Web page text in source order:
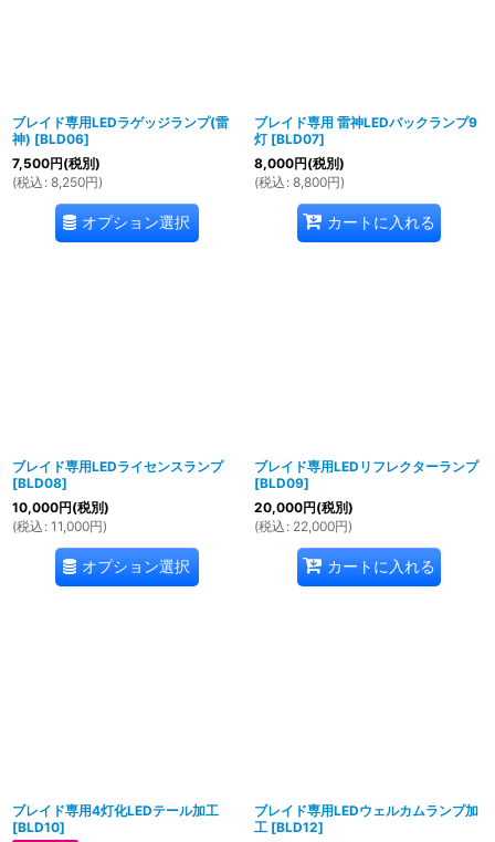
ブレイド専用LEDラゲッジランプ(雷
神) [BLD06]
7,500円(税別)
(税込 : 8,250円)
オプション選択
ブレイド専用 雷神LEDバックランプ9
灯 [BLD07]
8,000円(税別)
(税込 : 8,800円)
カートに入れる
ブレイド専用LEDライセンスランプ
[BLD08]
10,000円(税別)
(税込 : 11,000円)
オプション選択
ブレイド専用LEDリフレクターランプ
[BLD09]
20,000円(税別)
(税込 : 22,000円)
カートに入れる
ブレイド専用4灯化LEDテール加工
[BLD10]
ブレイド専用LEDウェルカムランプ加
工 [BLD12]